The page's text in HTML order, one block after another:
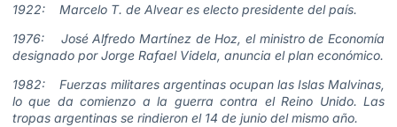
1922: Marcelo T. de Alvear es electo presidente del país.
1976: José Alfredo Martínez de Hoz, el ministro de Economía
designado por Jorge Rafael Videla, anuncia el plan económico.
1982: Fuerzas militares argentinas ocupan las Islas Malvinas,
lo que da comienzo a la guerra contra el Reino Unido. Las
tropas argentinas se rindieron el 14 de junio del mismo año.